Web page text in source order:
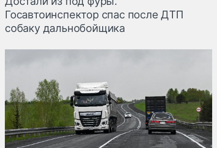
Госавтоинспектор спас после ДТП
собаку дальнобойщика